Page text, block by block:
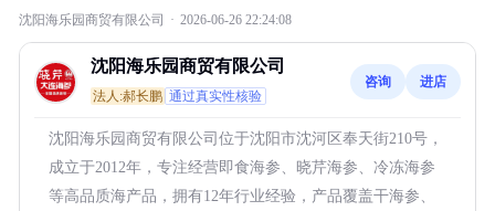
沈阳海乐园商贸有限公司 · 2026-06-26 22:24:08
沈阳海乐园商贸有限公司
法人:郝长鹏 通过真实性核验
咨询 进店
沈阳海乐园商贸有限公司位于沈阳市沈河区奉天街210号，
成立于2012年，专注经营即食海参、晓芹海参、冷冻海参
等高品质海产品，拥有12年行业经验，产品覆盖干海参、